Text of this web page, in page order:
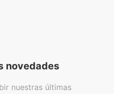
novedades
nuestras últimas